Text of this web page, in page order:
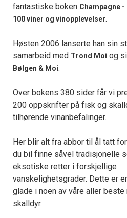
fantastiske boken Champagne
100 viner og vinopplevelser.
Høsten 2006 lanserte han sin
samarbeid med Trond Moi og
Bølgen & Moi.
Over bokens 380 sider får vi
200 oppskrifter på fisk og
tilhørende vinanbefalinger.
Her blir alt fra abbor til ål tatt
du bil finne såvel tradisjonelle
eksotiske retter i forskjellige
vanskelighetsgrader. Dette er
glade i noen av våre aller
skalldyr.